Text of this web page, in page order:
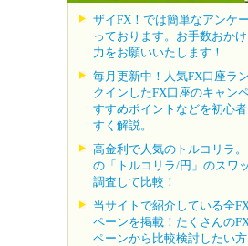
ザイFX！では簡単なアンケ
っております。お手数おか
力をお願いいたします！
毎月更新中！人気FX口座ラ
クインしたFX口座のキャン
すすめポイントなどを初心
すく解説。
高金利で人気のトルコリラ
の「トルコリラ/円」のスワ
調査して比較！
当サイトで紹介している全
ペーンを掲載！たくさんの
ペーンから比較検討したい